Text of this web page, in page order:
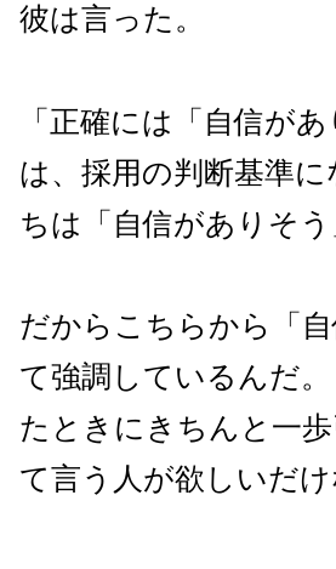
彼は言った。
「正確には「自信が
は、採用の判断基準
ちは「自信がありそ
だからこちらから「
て強調しているんだ
たときにきちんと一
て言う人が欲しいだ